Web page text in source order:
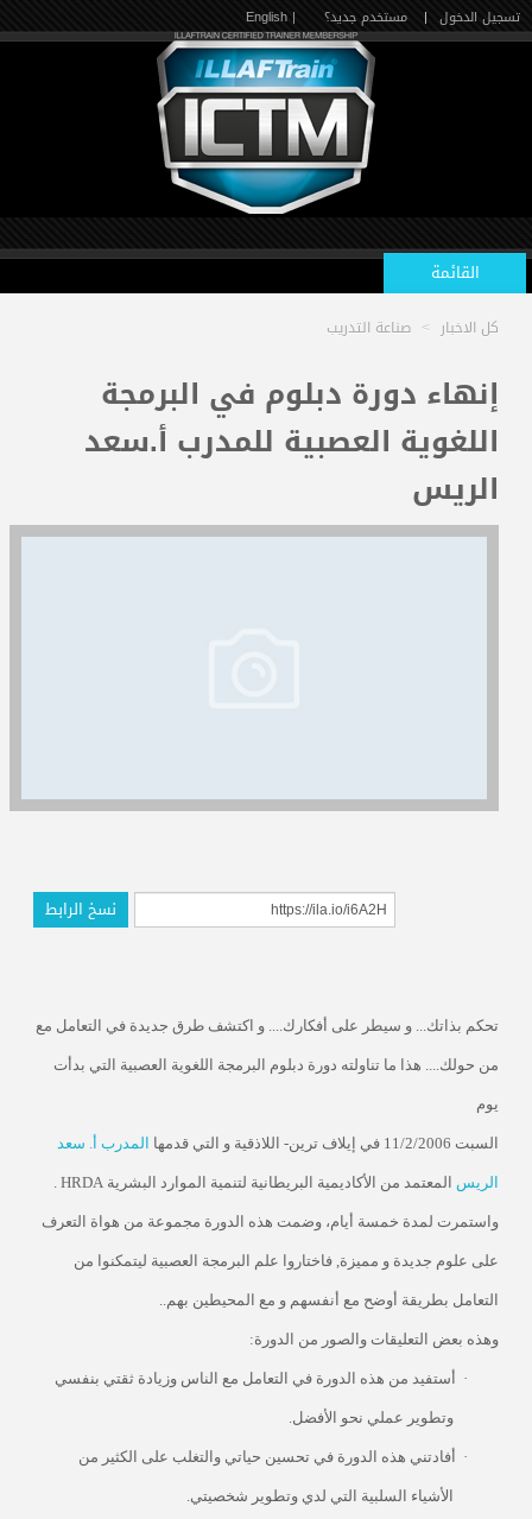
تسجيل الدخول | مستخدم جديد؟ | English
القائمة
الرئيسية
الدورات القادمة
المدربون
كل الاخبار > صناعة التدريب
إنهاء دورة دبلوم في البرمجة
اللغوية العصبية للمدرب أ.سعد
الريس
نسخ الرابط
تحكم بذاتك... و سيطر على أفكارك.... و اكتشف طرق جديدة في التعامل مع
من حولك.... هذا ما تناولته دورة دبلوم البرمجة اللغوية العصبية التي بدأت
يوم
السبت 11/2/2006 ف ي إيلاف ترين- اللاذقية و التي قدمها المدرب أ. سعد
الريس المعتمد من الأكاديمية البريطانية لتنمية الموارد البشرية HRDA
واستمرت لمدة خمسة أيام، وضمت هذه الدورة مجموعة من هواة التعرف
على علوم جديدة و مميزة, فاختاروا علم البرمجة العصبية ليتمكنوا من
التعامل بطريقة أوضح مع أنفسهم و مع المحيطين بهم..
وهذه بعض التعليقات والصور من الدورة:
· أستفيد من هذه الدورة في التعامل مع الناس وزيادة ثقتي بنفسي
وتطوير عملي نحو الأفضل.
· أفادتني هذه الدورة في تحسين حياتي والتغلب على الكثير من
الأشياء السلبية التي لدي وتطوير شخصيتي.